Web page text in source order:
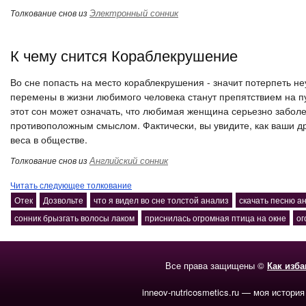
Толкование снов изЭлектронный сонник
К чему снится Кораблекрушение
Во сне попасть на место кораблекрушения - значит потерпеть
перемены в жизни любимого человека станут препятствием
этот сон может означать, что любимая женщина серьезно
противоположным смыслом. Фактически, вы увидите, как ваши
веса в обществе.
Толкование снов изАнглийский сонник
Читать следующее толкование
Отек
Дозвольте что я видел во сне толстой анализ
скачать песню
сонник брызгать волосы лаком
приснилась огромная птица на окне
Все права защищены © Как
inneov-nutricosmetics.ru — моя